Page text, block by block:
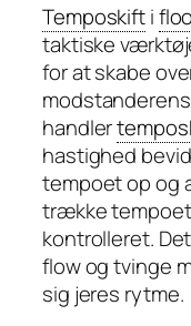
Temposkifti
taktiske
for at skabe
handler
hastighed
tempoet op og
trække
kontrolleret.
flow og tvinge
sig jeres rytme.